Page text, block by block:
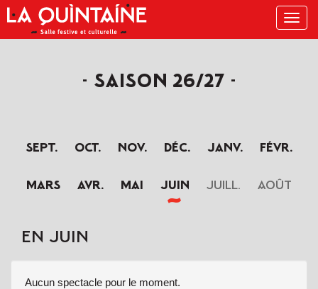
Menu
SAISON 26/27
sept. oct. nov. déc. janv. févr.
mars avr. mai juin juill. août
EN JUIN
Aucun spectacle pour le moment.